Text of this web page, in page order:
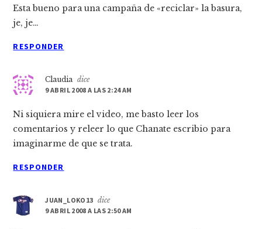
Esta bueno para una campaña de «reciclar» la basura,
je, je…
RESPONDER
Claudia dice
9 ABRIL 2008 A LAS 2:24 AM
Ni siquiera mire el video, me basto leer los
comentarios y releer lo que Chanate escribio para
imaginarme de que se trata.
RESPONDER
JUAN_LOKO13 dice
9 ABRIL 2008 A LAS 2:50 AM